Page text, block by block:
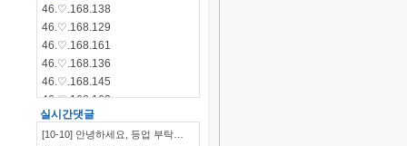
46.♡.168.138
46.♡.168.129
46.♡.168.161
46.♡.168.136
46.♡.168.145
46.♡.168.162
46.♡.168.144
46.♡.168.140
실시간댓글
[10-10] 안녕하세요, 등업 부탁…